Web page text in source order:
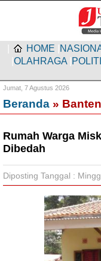
HOME
OLAHRAGA
Jumat, 7 Agustus 2026
Beranda » Banten
Rumah Warga
Dibedah
Diposting Tanggal :